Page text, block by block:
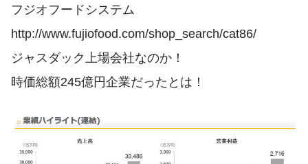
フジオフードシステム
http://www.fujiofood.com/shop_search/cat86/
ジャスダック上場会社なのか！
時価総額245億円企業だったとは！